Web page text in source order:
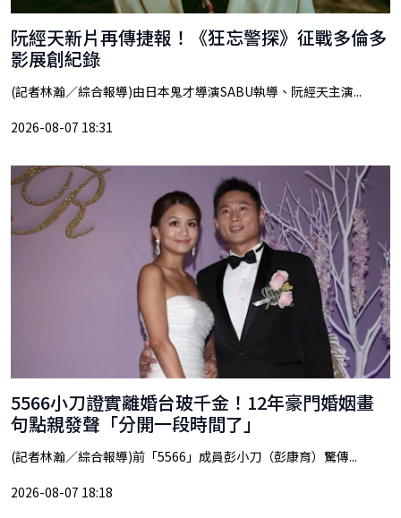
阮經天新片再傳捷報！《狂忘警探》征戰多倫多
影展創紀錄
(記者林瀚／綜合報導)由日本鬼才導演SABU執導、阮經天主演...
2026-08-07 18:31
5566小刀證實離婚台玻千金！12年豪門婚姻畫
句點親發聲「分開一段時間了」
(記者林瀚／綜合報導)前「5566」成員彭小刀（彭康育）驚傳...
2026-08-07 18:18